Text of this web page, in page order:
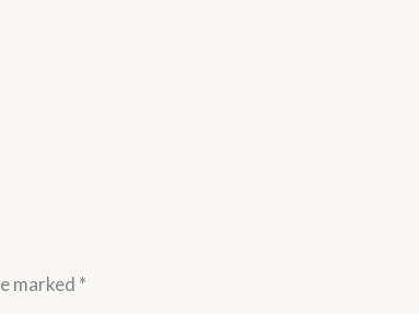
marked *